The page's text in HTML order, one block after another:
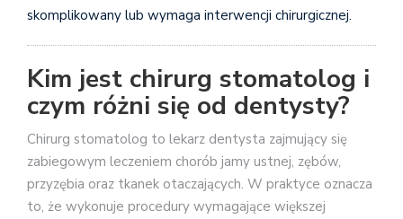
skomplikowany lub wymaga interwencji chirurgicznej.
Kim jest chirurg stomatolog i
czym różni się od dentysty?
Chirurg stomatolog to lekarz dentysta zajmujący się
zabiegowym leczeniem chorób jamy ustnej, zębów,
przyzębia oraz tkanek otaczających. W praktyce oznacza
to, że wykonuje procedury wymagające większej